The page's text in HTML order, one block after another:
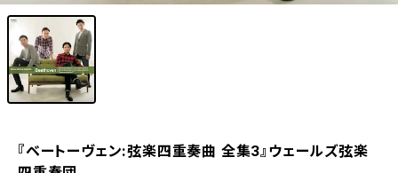
『ベートーヴェン:弦楽四重奏曲 全集3』ウェールズ弦楽